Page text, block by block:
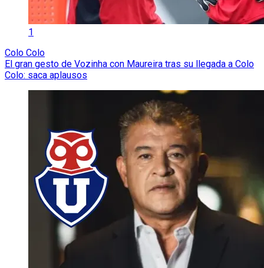
1
Colo Colo
El gran gesto de Vozinha con Maureira tras su llegada a Colo
Colo: saca aplausos